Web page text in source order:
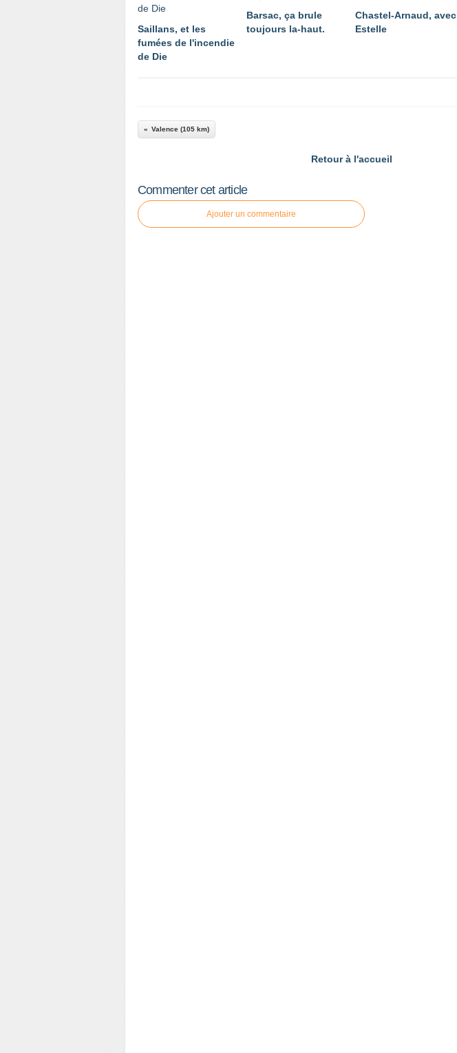
Saillans, et les
fumées de l'incendie
de Die
Barsac, ça brule
toujours la-haut.
Chastel-Arnaud, avec
Estelle
Valence (105 km)
Retour à l'accueil
Commenter cet article
Ajouter un commentaire